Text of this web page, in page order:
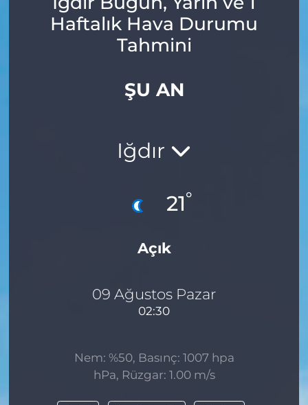
Haftalık Hava Durumu
Tahmini
ŞU AN
Iğdır
21°
Açık
09 Ağustos Pazar
02:30
Nem: %50, Basınç: 1007 hpa
hPa, Rüzgar: 1.00 m/s